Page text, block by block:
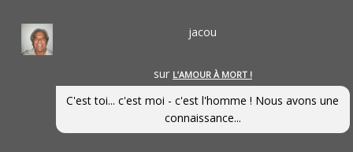
jacou
sur L’AMOUR À MORT !
C'est toi... c'est moi - c'est l'homme ! Nous avons une
connaissance...